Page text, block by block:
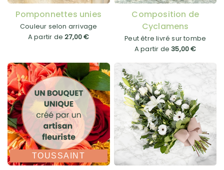
Pomponnettes unies
Couleur selon arrivage
A partir de27,00 €
Composition de
Cyclamens
Peut être livré sur tombe
A partir de35,00 €
TOUSSAINT